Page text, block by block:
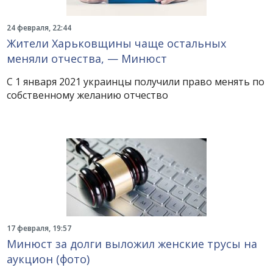
24 февраля, 22:44
Жители Харьковщины чаще остальных
меняли отчества, — Минюст
С 1 января 2021 украинцы получили право менять по
собственному желанию отчество
17 февраля, 19:57
Минюст за долги выложил женские трусы на
аукцион (фото)